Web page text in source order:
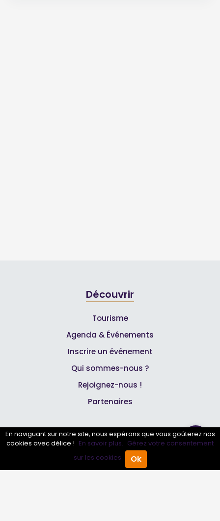
Annuaire Pro Agenda
Découvrir
Tourisme
Agenda & Événements
Inscrire un événement
Qui sommes-nous ?
Rejoignez-nous !
Partenaires
Professionnels
Annuaire pro
Inscrire mon entreprise
En naviguant sur notre site, nous espérons que vous goûterez nos
cookies avec délice ! En savoir plus. Gérez votre consentement
sur les cookies.
Ok